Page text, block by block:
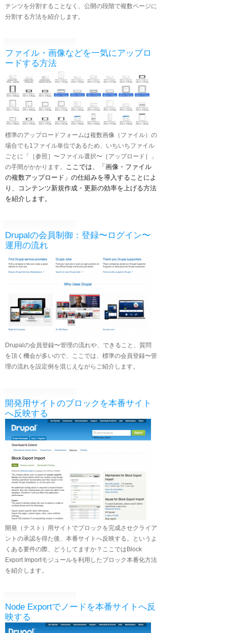
テンツを分割することなく、公開の段階で複数ページに
分割する方法を紹介します。
ファイル・画像などを一気にアップロ
ードする方法
標準のアップロードフォームは複数画像（ファイル）の
場合でも1ファイル単位であるため、いちいちファイル
ごとに「［参照］〜ファイル選択〜［アップロード］」
の手間がかかります。 ここでは、「画像・ファイル
の複数アップロード」の仕組みを導入することによ
り、コンテンツ新規作成・更新の効率を上げる方法
を紹介します。
Drupalの会員制御：登録〜ログイン〜
運用の流れ
Drupalの会員登録〜管理の流れや、できること、質問
を頂く機会が多いので、ここでは、標準の会員登録〜管
理の流れを設定例を混じえながらご紹介します。
開発用サイトのブロックを本番サイト
へ反映する
開発（テスト）用サイトでブロックを完成させクライア
ントの承認を得た後、本番サイトへ反映する。というよ
くある要件の際、どうしてますか？ここではBlock
Export Importモジュールを利用したブロック本番化方法
を紹介します。
Node Exportでノードを本番サイトへ反
映する